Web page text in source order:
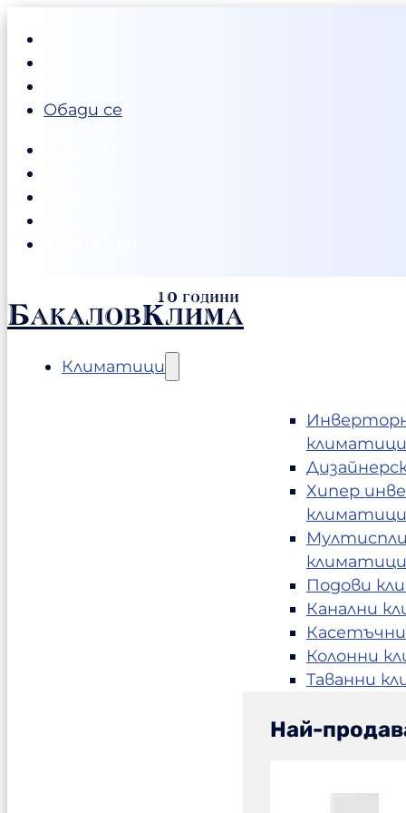
Обади се
БакаловКлима
Климатици
климатици
Хипер
климатици
климатици
Подови
Канални
Колонни
Таванни
Най-